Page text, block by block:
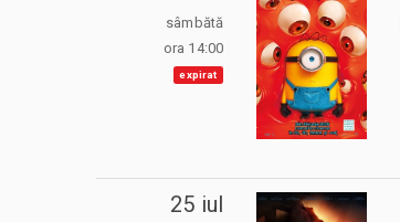
sâmbătă
ora 14:00
expirat
25 iul